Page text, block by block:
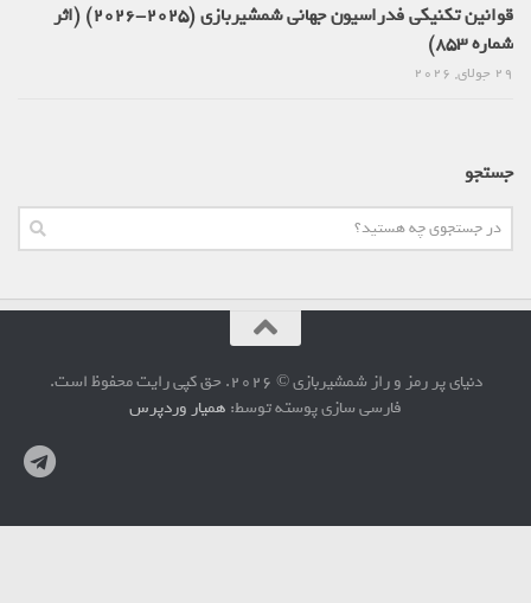
قوانین تکنیکی فدراسیون جهانی شمشیربازی (2025-2026) (اثر
شماره 853)
جستجو
دنیای پر رمز و راز شمشیربازی © 2026. حق کپی رایت محفوظ است.
فارسی سازی پوسته توسط:همیار وردپرس